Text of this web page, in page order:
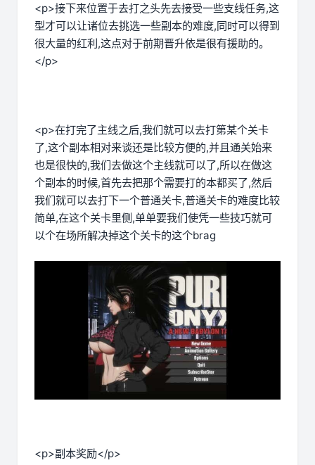
<p>接下来位置于去打之头先去接受一些支线任务,这
型才可以让诸位去挑选一些副本的难度,同时可以得到
很大量的红利,这点对于前期晋升依是很有援助的。
</p>
<p>在打完了主线之后,我们就可以去打第某个关卡
了,这个副本相对来谈还是比较方便的,并且通关始来
也是很快的,我们去做这个主线就可以了,所以在做这
个副本的时候,首先去把那个需要打的本都买了,然后
我们就可以去打下一个普通关卡,普通关卡的难度比较
简单,在这个关卡里侧,单单要我们使凭一些技巧就可
以个在场所解决掉这个关卡的这个brag
<p>副本奖励</p>